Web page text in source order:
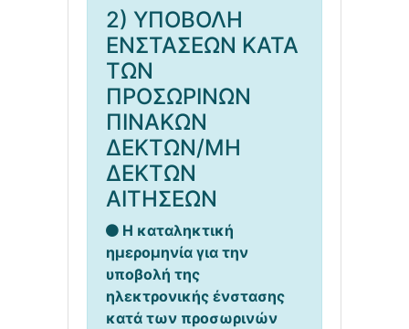
2) ΥΠΟΒΟΛΗ
ΕΝΣΤΑΣΕΩΝ ΚΑΤΑ
ΤΩΝ
ΠΡΟΣΩΡΙΝΩΝ
ΠΙΝΑΚΩΝ
ΔΕΚΤΩΝ/ΜΗ
ΔΕΚΤΩΝ
ΑΙΤΗΣΕΩΝ
Η καταληκτική
ημερομηνία για την
υποβολή της
ηλεκτρονικής ένστασης
κατά των προσωρινών